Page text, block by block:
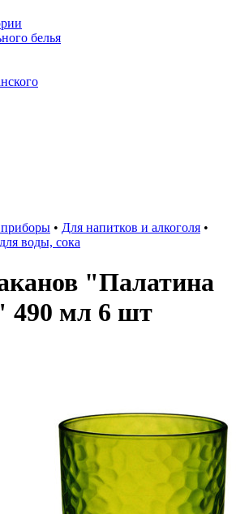
белья
приборы • Для напитков и алкоголя •
воды, сока
"Палатина
490 мл 6 шт